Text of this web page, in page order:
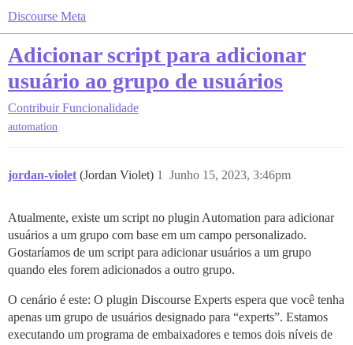
Discourse Meta
Adicionar script para adicionar
usuário ao grupo de usuários
Contribuir Funcionalidade
automation
jordan-violet (Jordan Violet) Junho 15, 2023, 3:46pm
1
Atualmente, existe um script no plugin Automation para adicionar
usuários a um grupo com base em um campo personalizado.
Gostaríamos de um script para adicionar usuários a um grupo
quando eles forem adicionados a outro grupo.
O cenário é este: O plugin Discourse Experts espera que você tenha
apenas um grupo de usuários designado para “experts”. Estamos
executando um programa de embaixadores e temos dois níveis de